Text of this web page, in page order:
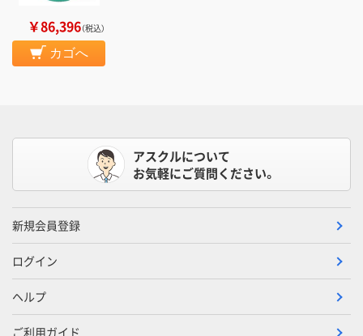
￥86,396（税込）
カゴへ
アスクルについて
お気軽にご質問ください。
新規会員登録
ログイン
ヘルプ
ご利用ガイド